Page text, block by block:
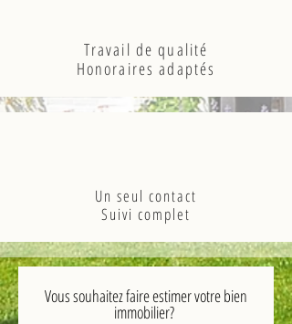
Travail de qualité
Honoraires adaptés
Un seul contact
Suivi complet
Vous souhaitez faire estimer votre bien
immobilier?